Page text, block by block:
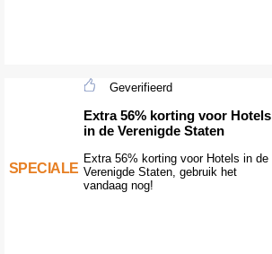
SPECIALE
Geverifieerd
Extra 56% korting voor Hotels
in de Verenigde Staten
Extra 56% korting voor Hotels in de
Verenigde Staten, gebruik het
vandaag nog!